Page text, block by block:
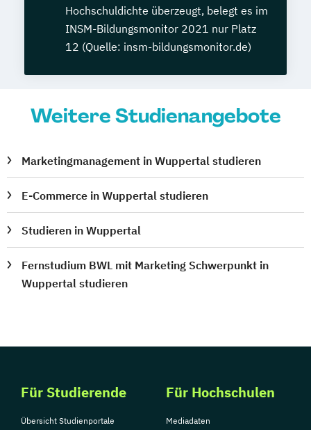
Hochschuldichte überzeugt, belegt es im
INSM-Bildungsmonitor 2021 nur Platz
12 (Quelle: insm-bildungsmonitor.de)
Weitere Studienangebote
Marketingmanagement in Wuppertal studieren
E-Commerce in Wuppertal studieren
Studieren in Wuppertal
Fernstudium BWL mit Marketing Schwerpunkt in
Wuppertal studieren
Für Studierende
Übersicht Studienportale
Für Hochschulen
Mediadaten